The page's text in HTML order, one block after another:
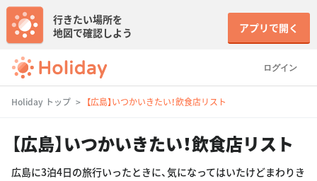
ログイン
行きたい場所を
地図で確認しよう
アプリで開く
Holiday トップ 【広島】いつかいきたい！飲食店リスト
【広島】いつかいきたい！飲食店リスト
広島に3泊4日の旅行いったときに、気になってはいたけどまわりき